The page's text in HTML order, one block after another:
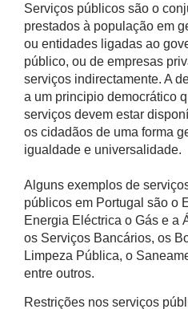
Serviços públicos são o
prestados à população em
ou entidades ligadas ao
público, ou de empresas
serviços indirectamente. A
a um principio democrático
serviços devem estar
os cidadãos de uma forma
igualdade e universalidade.
Alguns exemplos de
públicos em Portugal são o
Energia Eléctrica o Gás e a
os Serviços Bancários, os
Limpeza Pública, o
entre outros.
Restrições nos serviços